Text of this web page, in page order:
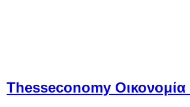
Thesseconomy Οικονομία